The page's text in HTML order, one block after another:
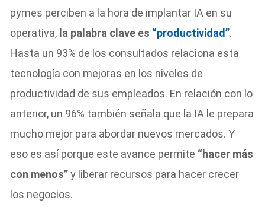
pymes perciben a la hora de implantar IA en su
operativa, la palabra clave es “productividad”.
Hasta un 93% de los consultados relaciona esta
tecnología con mejoras en los niveles de
productividad de sus empleados. En relación con lo
anterior, un 96% también señala que la IA le prepara
mucho mejor para abordar nuevos mercados. Y
eso es así porque este avance permite “hacer más
con menos”y liberar recursos para hacer crecer
los negocios.